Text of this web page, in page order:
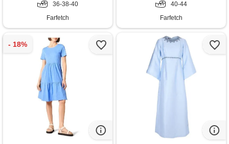
36-38-40
Farfetch
40-44
Farfetch